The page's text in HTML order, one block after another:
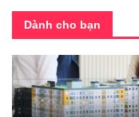
Dành cho bạn